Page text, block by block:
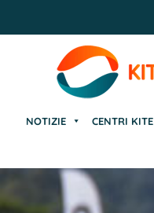
NOTIZIE CENTRI KITE